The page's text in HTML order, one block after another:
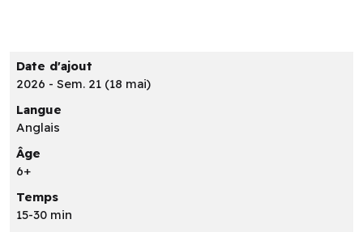
Date d'ajout
2026 - Sem. 21 (18 mai)
Langue
Anglais
Âge
6+
Temps
15-30 min